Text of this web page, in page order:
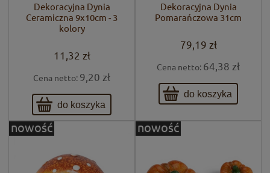
Dekoracyjna Dynia
Ceramiczna 9x10cm - 3
kolory
11,32 zł
Cena netto: 9,20 zł
do koszyka
Dekoracyjna Dynia
Pomarańczowa 31cm
79,19 zł
Cena netto: 64,38 zł
do koszyka
nowość nowość